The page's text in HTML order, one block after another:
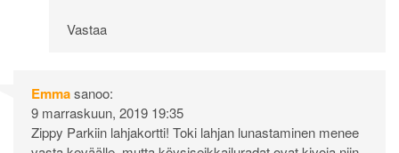
Vastaa
Emmasanoo:
9 marraskuun, 2019 19:35
Zippy Parkiin lahjakortti! Toki lahjan lunastaminen menee